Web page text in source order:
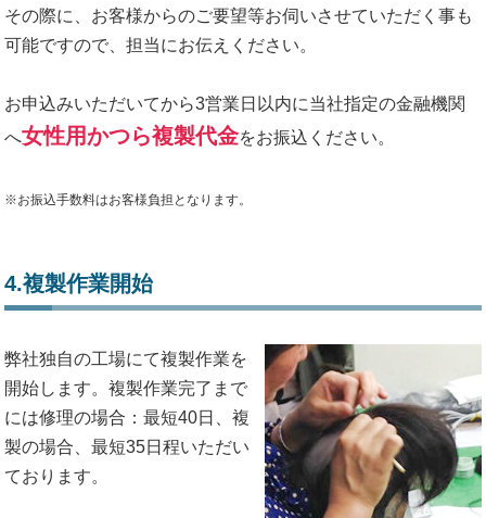
その際に、お客様からのご要望等お伺いさせていただく事も
可能ですので、担当にお伝えください。
お申込みいただいてから3営業日以内に当社指定の金融機関
へ女性用かつら複製代金をお振込ください。
※お振込手数料はお客様負担となります。
4.複製作業開始
弊社独自の工場にて複製作業を
開始します。複製作業完了まで
には修理の場合：最短40日、複
製の場合、最短35日程いただい
ております。